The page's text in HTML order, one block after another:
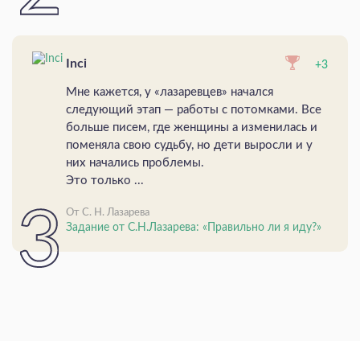
Inci +3
Мне кажется, у «лазаревцев» начался
следующий этап — работы с потомками. Все
больше писем, где женщины а изменилась и
поменяла свою судьбу, но дети выросли и у
них начались проблемы.
Это только ...
От С. Н. Лазарева
Задание от С.Н.Лазарева: «Правильно ли я иду?»